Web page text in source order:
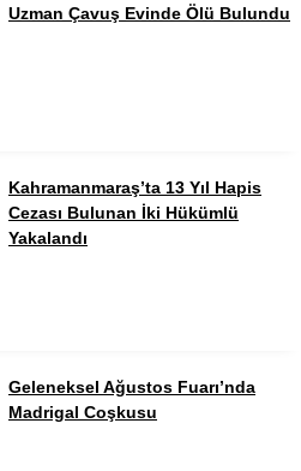
Uzman Çavuş Evinde Ölü Bulundu
Kahramanmaraş’ta 13 Yıl Hapis
Cezası Bulunan İki Hükümlü
Yakalandı
Geleneksel Ağustos Fuarı’nda
Madrigal Coşkusu